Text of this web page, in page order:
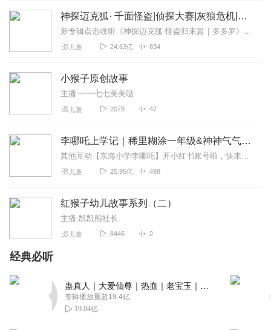
神探迈克狐· 千面怪盗|侦探大赛|灰狼危机|多多罗
新专辑点击收听《神探迈克狐·怪盗归来篇｜多多罗》！！！>>>点击进入主播橱窗购买《神探迈克狐》系列图书吧!<<<多多罗故事【点击前往】收听多多罗其他好玩有趣的故...
儿童 24.63亿 834
小猴子原创故事
主播:一一七七美美哒
儿童 2078 47
李哪吒上学记｜稀里糊涂一年级&神神气气二年级
其他互动【东海小学李哪吒】开小红书账号啦，快来关注和李哪吒成为好朋友！有机会免费领儿童会员、官方周边！【点击加入】东海小学广播站圈子，更多互动！李哪吒全新冒险番...
儿童 25.95亿 498
红猴子幼儿故事系列（二）
主播:凯凯熊社长
儿童 8446 2
经典必听
专辑播放量超19.4亿
19.04亿